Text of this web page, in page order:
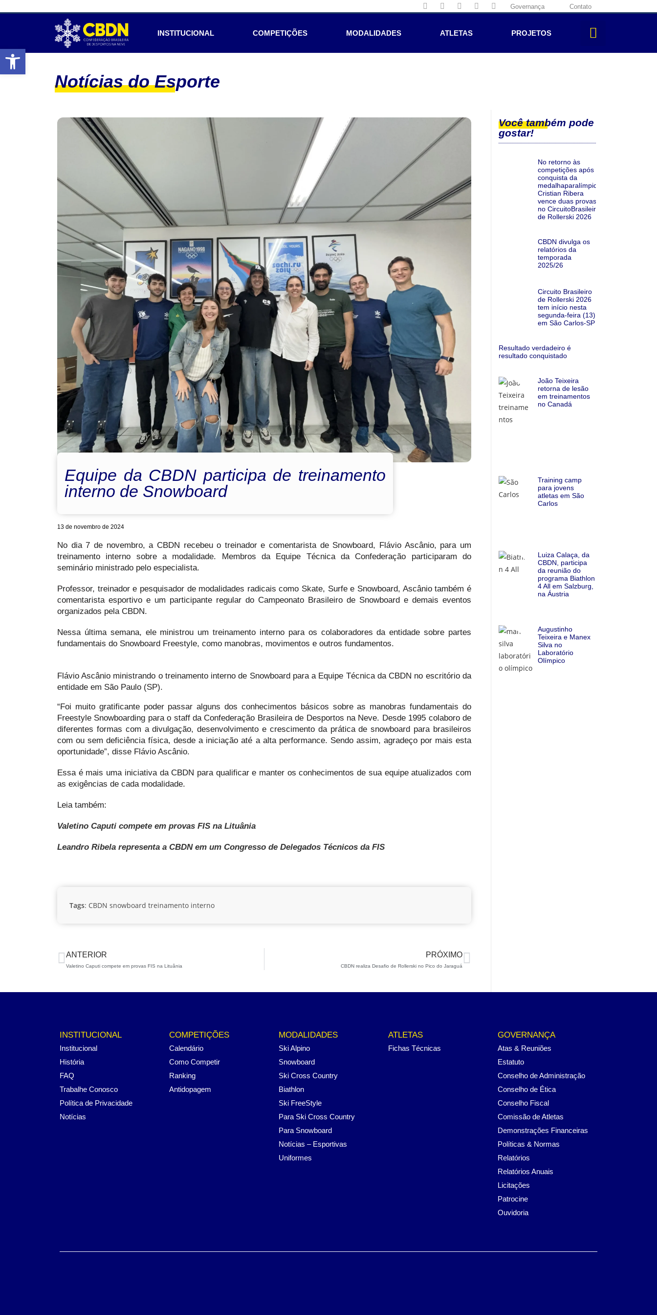
Governança Contato
INSTITUCIONAL COMPETIÇÕES MODALIDADES ATLETAS PROJETOS
Notícias do Esporte
Equipe da CBDN participa de treinamento
interno de Snowboard
13 de novembro de 2024
No dia 7 de novembro, a CBDN recebeu o treinador e comentarista de Snowboard, Flávio Ascânio, para um
treinamento interno sobre a modalidade. Membros da Equipe Técnica da Confederação participaram do
seminário ministrado pelo especialista.
Professor, treinador e pesquisador de modalidades radicais como Skate, Surfe e Snowboard, Ascânio também é
comentarista esportivo e um participante regular do Campeonato Brasileiro de Snowboard e demais eventos
organizados pela CBDN.
Nessa última semana, ele ministrou um treinamento interno para os colaboradores da entidade sobre partes
fundamentais do Snowboard Freestyle, como manobras, movimentos e outros fundamentos.
Flávio Ascânio ministrando o treinamento interno de Snowboard para a Equipe Técnica da CBDN no escritório da
entidade em São Paulo (SP).
“Foi muito gratificante poder passar alguns dos conhecimentos básicos sobre as manobras fundamentais do
Freestyle Snowboarding para o staff da Confederação Brasileira de Desportos na Neve. Desde 1995 colaboro de
diferentes formas com a divulgação, desenvolvimento e crescimento da prática de snowboard para brasileiros
com ou sem deficiência física, desde a iniciação até a alta performance. Sendo assim, agradeço por mais esta
oportunidade”, disse Flávio Ascânio.
Essa é mais uma iniciativa da CBDN para qualificar e manter os conhecimentos de sua equipe atualizados com
as exigências de cada modalidade.
Leia também:
Valetino Caputi compete em provas FIS na Lituânia
Leandro Ribela representa a CBDN em um Congresso de Delegados Técnicos da FIS
Tags: CBDN snowboard treinamento interno
ANTERIOR
Valetino Caputi compete em provas FIS na Lituânia
PRÓXIMO
CBDN realiza Desafio de Rollerski no Pico do Jaraguá
Você também pode
gostar!
No retorno às
competições após a
conquista da
medalhaparalímpica,
Cristian Ribera
vence duas provas
no CircuitoBrasileiro
de Rollerski 2026
CBDN divulga os
relatórios da
temporada
2025/26
Circuito Brasileiro
de Rollerski 2026
tem início nesta
segunda-feira (13)
em São Carlos-SP
Resultado verdadeiro é
resultado conquistado
João Teixeira
retorna de lesão
em treinamentos
no Canadá
Training camp
para jovens
atletas em São
Carlos
Luiza Calaça, da
CBDN, participa
da reunião do
programa Biathlon
4 All em Salzburg,
na Áustria
Augustinho
Teixeira e Manex
Silva no
Laboratório
Olímpico
INSTITUCIONAL
Institucional
História
FAQ
Trabalhe Conosco
Política de Privacidade
Notícias
COMPETIÇÕES
Calendário
Como Competir
Ranking
Antidopagem
MODALIDADES
Ski Alpino
Snowboard
Ski Cross Country
Biathlon
Ski FreeStyle
Para Ski Cross Country
Para Snowboard
Notícias – Esportivas
Uniformes
ATLETAS
Fichas Técnicas
GOVERNANÇA
Atas & Reuniões
Estatuto
Conselho de Administração
Conselho de Ética
Conselho Fiscal
Comissão de Atletas
Demonstrações Financeiras
Políticas & Normas
Relatórios
Relatórios Anuais
Licitações
Patrocine
Ouvidoria
Abrir a barra de ferramentas